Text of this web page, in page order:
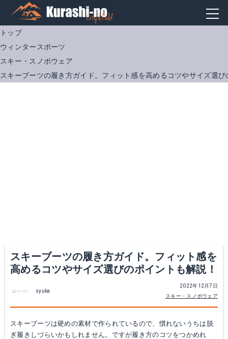
トップ
ウィンタースポーツ
スキー・スノボウェア
スキーブーツの履き方ガイド。フィット感を高めるコツやサイズ選
スキーブーツの履き方ガイド。フィット感を
高めるコツやサイズ選びのポイントも解説！
2022年12月7日
スキー・スノボウェア
syuka
スキーブーツは硬めの素材で作られているので、慣れないうちは脱
ぎ履きしづらいかもしれません。ですが履き方のコツをつかめれ